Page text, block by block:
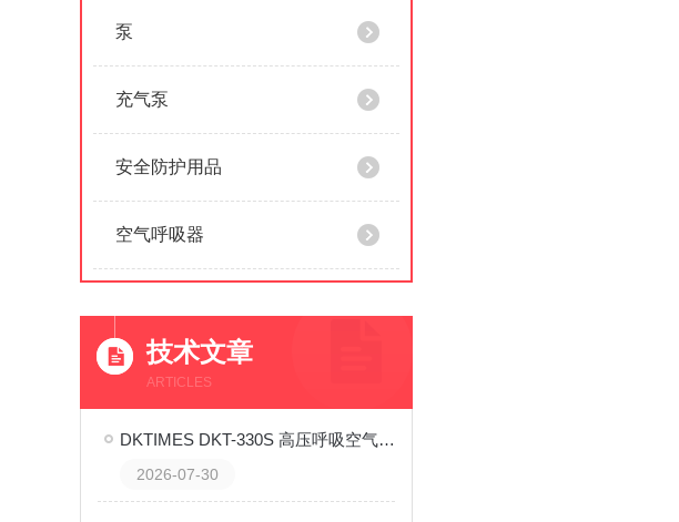
泵
充气泵
安全防护用品
空气呼吸器
技术文章
ARTICLES
DKTIMES DKT-330S 高压呼吸空气充填泵 使用与维护全流程技术指南
2026-07-30